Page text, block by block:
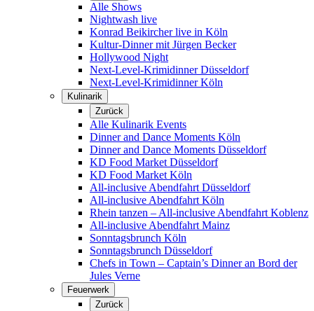
Alle Shows
Nightwash live
Konrad Beikircher live in Köln
Kultur-Dinner mit Jürgen Becker
Hollywood Night
Next-Level-Krimidinner Düsseldorf
Next-Level-Krimidinner Köln
Kulinarik
Zurück
Alle Kulinarik Events
Dinner and Dance Moments Köln
Dinner and Dance Moments Düsseldorf
KD Food Market Düsseldorf
KD Food Market Köln
All-inclusive Abendfahrt Düsseldorf
All-inclusive Abendfahrt Köln
Rhein tanzen – All-inclusive Abendfahrt Koblenz
All-inclusive Abendfahrt Mainz
Sonntagsbrunch Köln
Sonntagsbrunch Düsseldorf
Chefs in Town – Captain’s Dinner an Bord der
Jules Verne
Feuerwerk
Zurück